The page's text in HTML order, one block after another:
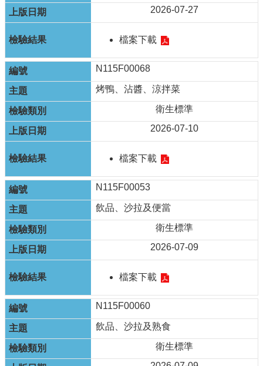
單
位
公
資
訊
公
告
訊
息
服
專
區
主
題
專
區
English
回
首
頁
網
站
2026-07-27
檔案下載
N115F00068
烤鴨、沾醬、涼拌菜
衛生標準
2026-07-10
檔案下載
N115F00053
飲品、沙拉及便當
衛生標準
2026-07-09
檔案下載
N115F00060
飲品、沙拉及熟食
衛生標準